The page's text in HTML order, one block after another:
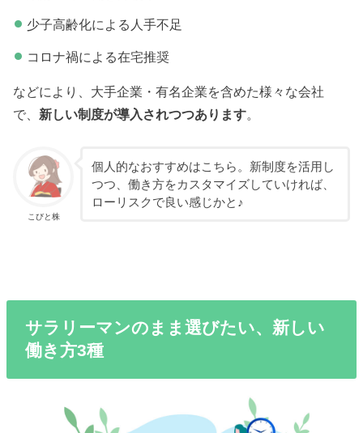
少子高齢化による人手不足
コロナ禍による在宅推奨
などにより、大手企業・有名企業を含めた様々な会社
で、 新しい制度が導入されつつあります。
こびと株
個人的なおすすめはこちら。新制度を活用し
つつ、働き方をカスタマイズしていければ、
ローリスクで良い感じかと♪
サラリーマンのまま選びたい、新しい
働き方3種